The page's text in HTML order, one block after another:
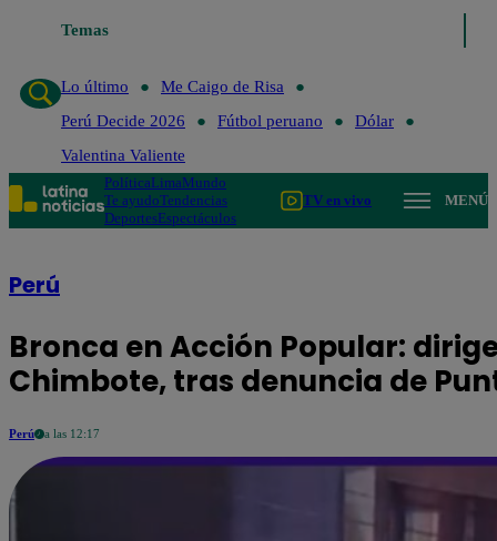
TemasLo último
Lo último
Me Caigo de Risa
Perú Decide 2026
Fútbol peruano
Dólar
Valentina Valiente
PolíticaLimaMundo
Te ayudoTendencias
DeportesEspectáculos
TV en vivo MENÚ
Perú
Bronca en Acción Popular:
Chimbote, tras denuncia de
Perú a las 12:17